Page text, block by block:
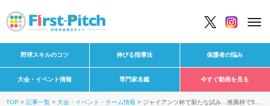
野球スキルのコツ 伸びる指導法 保護者の悩み
大会・イベント情報 専門家名鑑 今すぐ動画を見る
TOP 記事一覧 大会・イベント・チーム情報
ジャイアンツ杯で新たな試み…推薦枠で5チ